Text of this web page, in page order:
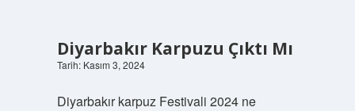
Diyarbakır Karpuzu Çıktı Mı
Tarih: Kasım 3, 2024
Diyarbakır karpuz Festivali 2024 ne